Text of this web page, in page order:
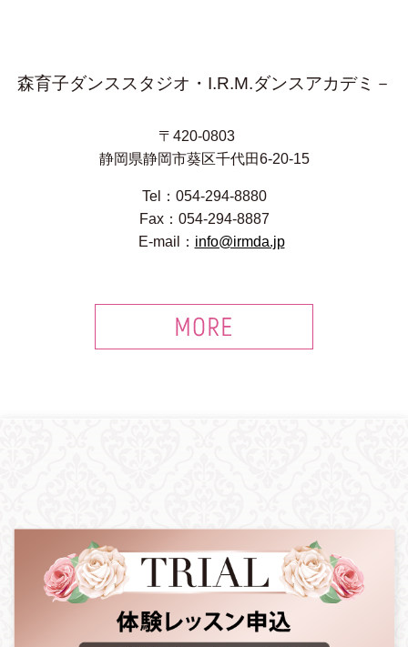
森育子ダンススタジオ・I.R.M.ダンスアカデミ－
〒420-0803
静岡県静岡市葵区千代田6-20-15
Tel：054-294-8880
Fax：054-294-8887
E-mail： info@irmda.jp